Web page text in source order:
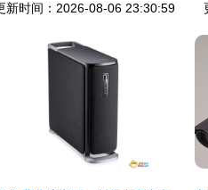
新时间：2026-08-06 23:30:59